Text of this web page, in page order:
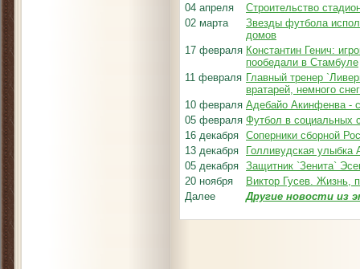
04 апреля
Строительство
02 марта
Звезды футбола
домов
17 февраля Константин Генич:
пообедали в Стамбуле
11 февраля Главный тренер
вратарей, немного
10 февраля Адебайо Акинфенва -
05 февраля Футбол в социальных
16 декабря Соперники сборной
13 декабря
Голливудская
05 декабря Защитник `Зенита`
20 ноября
Виктор Гусев. Жизнь,
Далее
Другие новости из